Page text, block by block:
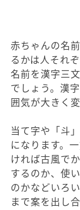
赤ちゃんの名
るかは人それ
名前を漢字三
でしょう。漢
囲気が大きく変
当て字や「斗
になります。
ければ古風で
するのか、使
のかなどいろ
まで案を出し